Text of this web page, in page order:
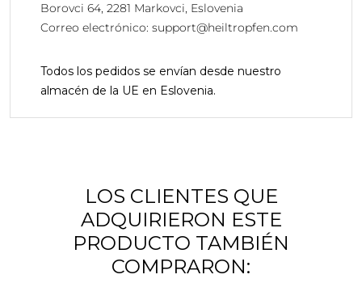
Borovci 64, 2281 Markovci, Eslovenia
Correo electrónico: support@heiltropfen.com
Todos los pedidos se envían desde nuestro
almacén de la UE en Eslovenia.
LOS CLIENTES QUE
ADQUIRIERON ESTE
PRODUCTO TAMBIÉN
COMPRARON: